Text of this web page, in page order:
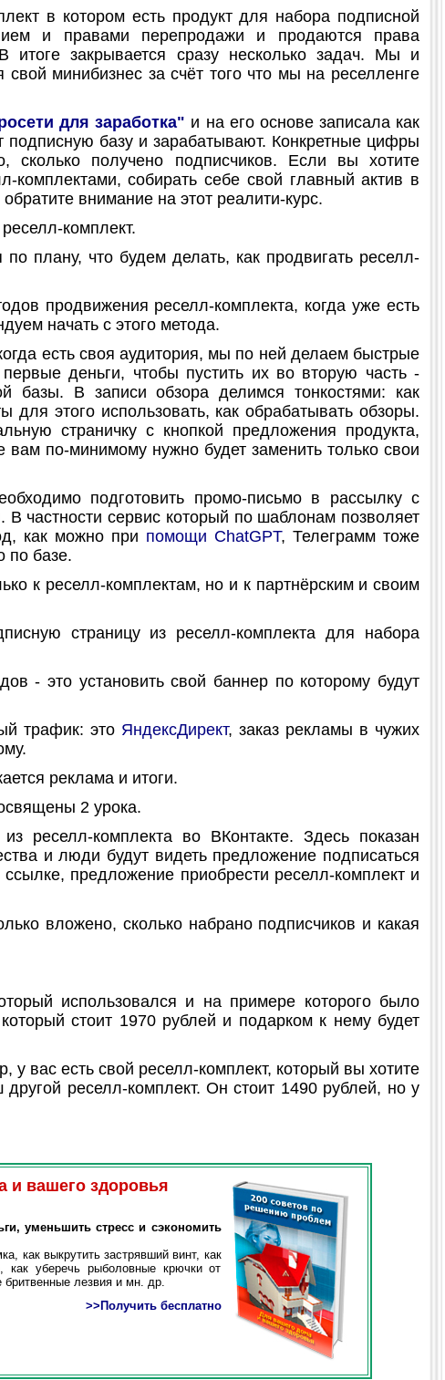
в котором есть продукт для набора подписной
и правами перепродажи и продаются права
закрывается сразу несколько задач. Мы и
минибизнес за счёт того что мы на реселленге
для заработка" и на его основе записала как
базу и зарабатывают. Конкретные цифры
сколько получено подписчиков. Если вы хотите
комплектами, собирать себе свой главный актив в
внимание на этот реалити-курс.
комплект.
плану, что будем делать, как продвигать реселл-
продвижения реселл-комплекта, когда уже есть
начать с этого метода.
есть своя аудитория, мы по ней делаем быстрые
деньги, чтобы пустить их во вторую часть -
базы. В записи обзора делимся тонкостями: как
для этого использовать, как обрабатывать обзоры.
страничку с кнопкой предложения продукта,
по-минимому нужно будет заменить только свои
подготовить промо-письмо в рассылку с
частности сервис который по шаблонам позволяет
как можно при помощи ChatGPT, Телеграмм тоже
по базе.
к реселл-комплектам, но и к партнёрским и своим
страницу из реселл-комплекта для набора
- это установить свой баннер по которому будут
трафик: это ЯндексДирект, заказ рекламы в чужих
реклама и итоги.
2 урока.
комплекта во ВКонтакте. Здесь показан
и люди будут видеть предложение подписаться
предложение приобрести реселл-комплект и
вложено, сколько набрано подписчиков и какая
использовался и на примере которого было
стоит 1970 рублей и подарком к нему будет
у вас есть свой реселл-комплект, который вы хотите
реселл-комплект. Он стоит 1490 рублей, но у
и вашего здоровья
уменьшить стресс и сэкономить
как выкрутить застрявший винт, как
как уберечь рыболовные крючки от
бритвенные лезвия и мн. др.
>>Получить бесплатно